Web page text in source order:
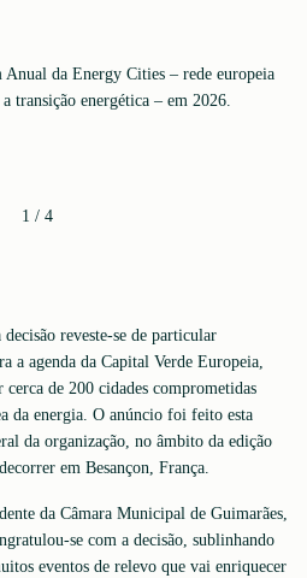
da Energy Cities – rede europeia
transição energética – em 2026.
1 / 4
reveste-se de particular
a agenda da Capital Verde Europeia,
de 200 cidades comprometidas
da energia. O anúncio foi feito esta
da organização, no âmbito da edição
em Besançon, França.
da Câmara Municipal de Guimarães,
se com a decisão, sublinhando
eventos de relevo que vai enriquecer